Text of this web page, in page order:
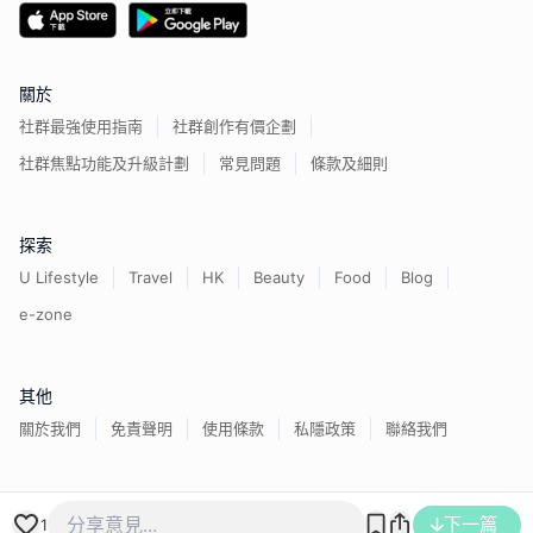
1 下一篇
關於
社群最強使用指南
社群創作有價企劃
社群焦點功能及升級計劃
常見問題 條款及細則
探索
U Lifestyle Travel HK Beauty Food
Blog
e-zone
其他
關於我們 免責聲明 使用條款 私隱政策 聯絡我們
香港經濟日報版權所有©